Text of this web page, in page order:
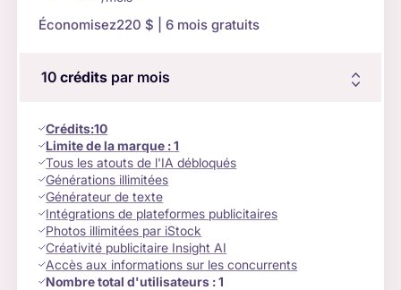
Économisez220 $ | 6 mois gratuits
10 créditspar mois
Crédits:10
Limite de la marque :1
Tous les atouts de l'IA débloqués
Générations illimitées
Générateur de texte
Intégrations de plateformes publicitaires
Photos illimitées par iStock
Créativité publicitaire Insight AI
Accès aux informations sur les concurrents
Nombre total d'utilisateurs :1